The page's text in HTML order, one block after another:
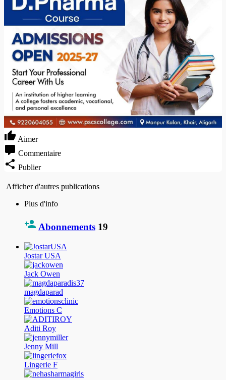
Aimer
Commentaire
Publier
Afficher d'autres publications
Plus d'info
Abonnements 19
Jostar USA
Jack Owen
magdaparad
Emotions C
Aditi Roy
Jenny Mill
Lingerie F